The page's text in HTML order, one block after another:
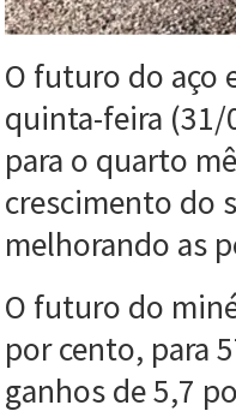
O futuro do aço
quinta-feira (31/
para o quarto
crescimento do
melhorando as
O futuro do
por cento, para
ganhos de 5,7